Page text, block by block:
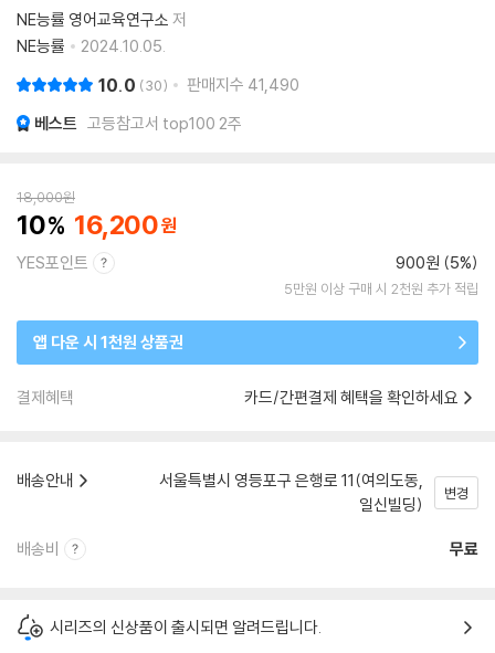
NE능률 영어교육연구소 저
NE능률
2024.10.05.
10.0 30 판매지수 41,490
베스트 고등참고서 top100 2주
18,000원
10 16,200
YES포인트 900원 (5%)
5만원 이상 구매 시 2천원 추가 적립
앱 다운 시 1천원 상품권
결제혜택 카드/간편결제 혜택을 확인하세요
배송안내
서울특별시 영등포구 은행로 11(여의도동,
일신빌딩)
변경
배송비 무료
시리즈의 신상품이 출시되면 알려드립니다.